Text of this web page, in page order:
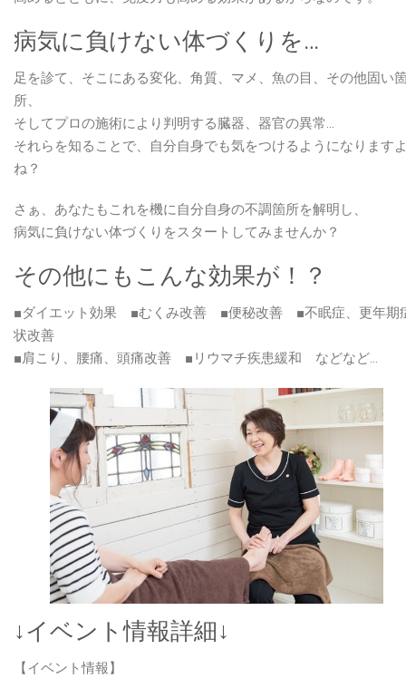
松
【2020.10.31
11.1】
は
病気に負けない体づくりを…
足を診て、そこにある変化、角質、マメ、魚の目、その他固い
所、
そしてプロの施術により判明する臓器、器官の異常…
それらを知ることで、自分自身でも気をつけるようになります
ね？
さぁ、あなたもこれを機に自分自身の不調箇所を解明し、
病気に負けない体づくりをスタートしてみませんか？
その他にもこんな効果が！？
■ダイエット効果 ■むくみ改善 ■便秘改善 ■不眠症、更年期
状改善
■肩こり、腰痛、頭痛改善 ■リウマチ疾患緩和 などなど…
↓イベント情報詳細↓
【イベント情報】